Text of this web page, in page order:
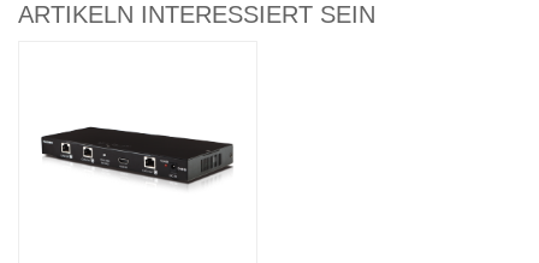
ARTIKELN INTERESSIERT SEIN